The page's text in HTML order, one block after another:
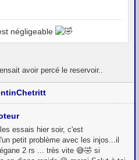
négligeable
avoir percé le reservoir..
essais hier soir, c'est
petit problème avec les injos...il
2 rs ... très vite 😅🤣 si